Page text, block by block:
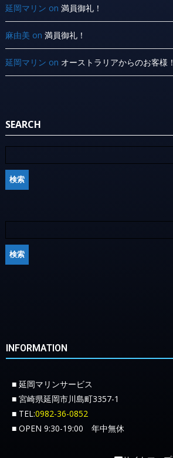
延岡マリン on 満員御礼！
麻由美 on 満員御礼！
延岡マリン on オーストラリアからのお客様！
SEARCH
INFORMATION
■ 延岡マリンサービス
■ 宮崎県延岡市川島町3357-1
■ TEL:0982-36-0852
■ OPEN 9:30-19:00 年中無休